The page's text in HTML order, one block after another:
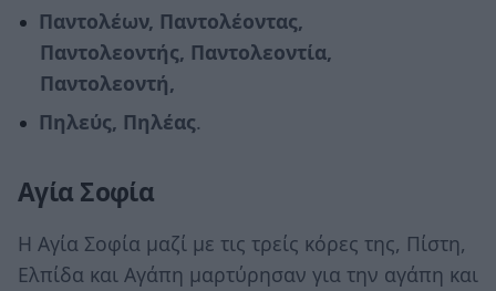
Παντολέων, Παντολέοντας,
Παντολεοντής, Παντολεοντία,
Παντολεοντή,
Πηλεύς, Πηλέας.
Αγία Σοφία
Η Αγία Σοφία μαζί με τις τρείς κόρες της, Πίστη,
Ελπίδα και Αγάπη μαρτύρησαν για την αγάπη και